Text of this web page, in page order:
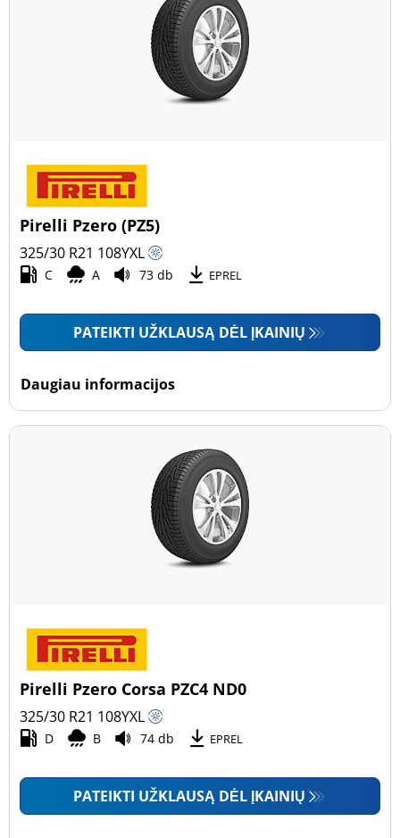
Pirelli Pzero (PZ5)
325/30 R21 108YXL
C A 73 db EPREL
PATEIKTI UŽKLAUSĄ DĖL ĮKAINIŲ
Daugiau informacijos
Pirelli Pzero Corsa PZC4 ND0
325/30 R21 108YXL
D B 74 db EPREL
PATEIKTI UŽKLAUSĄ DĖL ĮKAINIŲ